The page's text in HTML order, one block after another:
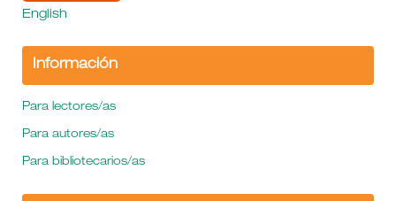
English
Información
Para lectores/as
Para autores/as
Para bibliotecarios/as